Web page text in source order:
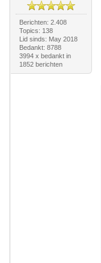
Berichten: 2.408
Topics: 138
Lid sinds: May 2018
Bedankt: 8788
3994 x bedankt in
1852 berichten